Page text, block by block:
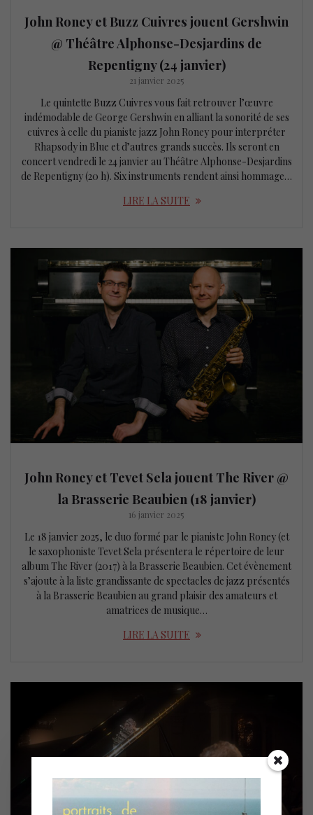
John Roney et Buzz Cuivres jouent Gershwin
@ Théâtre Alphonse-Desjardins de
Repentigny (24 janvier)
21 janvier 2025
Le quintette Buzz Cuivres vous fait retrouver l’œuvre
indémodable de George Gershwin en alliant la sonorité de ses
cuivres à celle du pianiste jazz John Roney pour interpréter
Rhapsody in Blue et d’autres grands succès. Ils seront en
concert vendredi le 24 janvier au Théâtre Alphonse-Desjardins
de Repentigny (20 h). Six instruments rendent ainsi hommage…
LIRE LA SUITE
John Roney et Tevet Sela jouent The River @
la Brasserie Beaubien (18 janvier)
16 janvier 2025
Le 18 janvier 2025, le duo formé par le pianiste John Roney (et
le saxophoniste Tevet Sela présentera le répertoire de leur
album The River (2017) à la Brasserie Beaubien. Cet évènement
s’ajoute à la liste grandissante de spectacles de jazz présentés
à la Brasserie Beaubien au grand plaisir des amateurs et
amatrices de musique…
LIRE LA SUITE